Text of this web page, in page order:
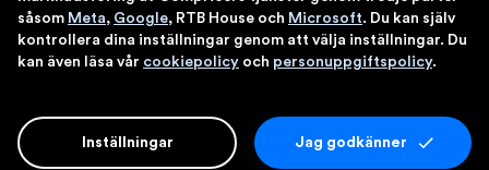
såsom Meta, Google, RTB House och Microsoft. Du kan själv
kontrollera dina inställningar genom att välja inställningar. Du
kan även läsa vår cookiepolicy och personuppgiftspolicy.
Jag godkänner
Inställningar